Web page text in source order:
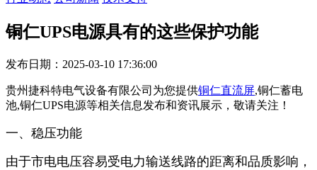
铜仁UPS电源具有的这些保护功能
发布日期：2025-03-10 17:36:00
贵州捷科特电气设备有限公司为您提供铜仁直流屏,铜仁蓄电
池,铜仁UPS电源等相关信息发布和资讯展示，敬请关注！
一、稳压功能
由于市电电压容易受电力输送线路的距离和品质影响，